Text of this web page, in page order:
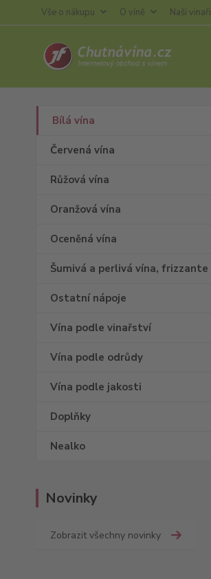
Vše o nákupu O víně Naši vinaři
Bílá vína
Červená vína
Růžová vína
Oranžová vína
Oceněná vína
Šumivá a perlivá vína, frizzante
Ostatní nápoje
Vína podle vinařství
Vína podle odrůdy
Vína podle jakosti
Doplňky
Nealko
Novinky
Zobrazit všechny novinky